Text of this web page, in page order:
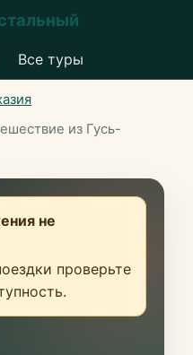
Все туры
из Гусь-
не
проверьте